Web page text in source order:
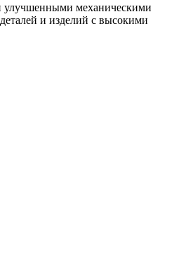
улучшенными механическими
и изделий с высокими